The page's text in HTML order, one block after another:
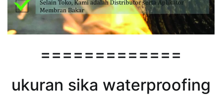
=============
ukuran sika waterproofing